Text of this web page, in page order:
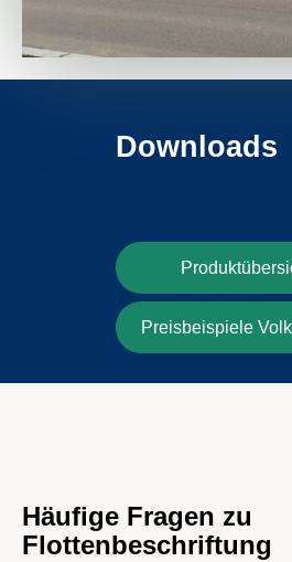
Downloads
Preisbeispiele
Häufige Fragen zu
Flottenbeschriftung